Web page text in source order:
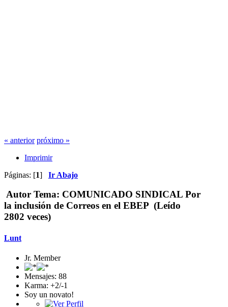
« anterior próximo »
Imprimir
Páginas: [1] Ir Abajo
Autor Tema: COMUNICADO SINDICAL Por
la inclusión de Correos en el EBEP (Leído
2802 veces)
Lunt
Jr. Member
Mensajes: 88
Karma: +2/-1
Soy un novato!